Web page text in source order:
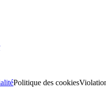
Politique des cookies